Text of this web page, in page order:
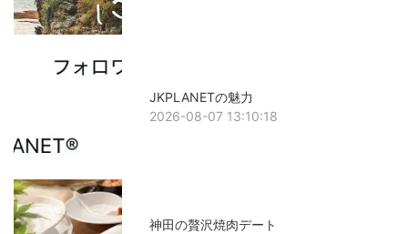
JKPLANETの魅力
2026-08-07 13:10:18
神田の贅沢焼肉デート